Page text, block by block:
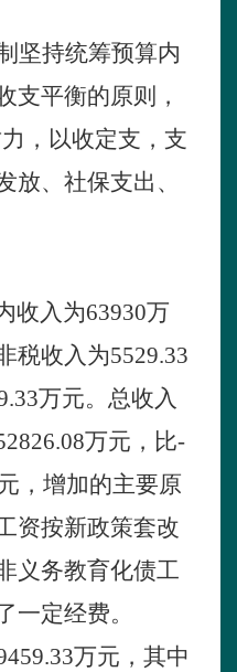
坚持统筹预算内
支平衡的原则，
，以收定支，支
放、社保支出、
收入为63930万
税收入为5529.33
万元。总收入
万元，比-
，增加的主要原
资按新政策套改
义务教育化债工
一定经费。
万元，其中